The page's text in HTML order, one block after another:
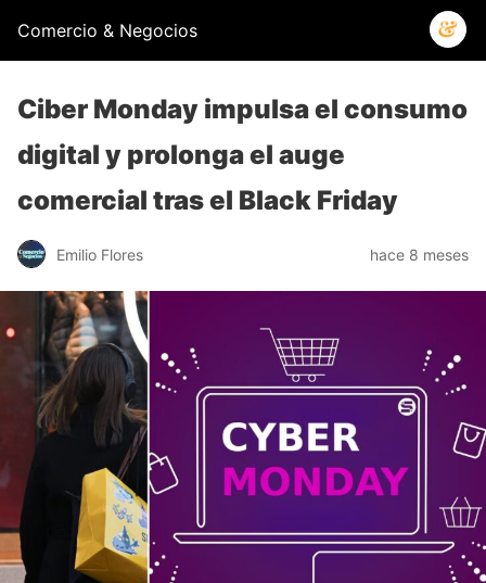
Comercio & Negocios
Ciber Monday impulsa el consumo
digital y prolonga el auge
comercial tras el Black Friday
Emilio Flores hace 8 meses